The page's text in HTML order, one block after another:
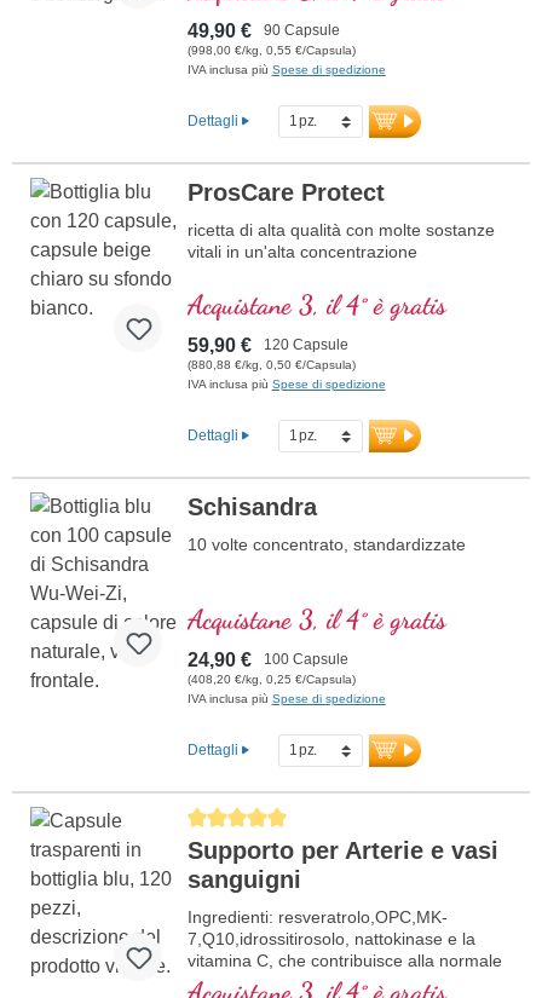
49,90 € 90 Capsule
(998,00 €/kg, 0,55 €/Capsula)
IVA inclusa più Spese di spedizione
Dettagli
ProsCare Protect
ricetta di alta qualità con molte sostanze
vitali in un'alta concentrazione
Acquistane 3, il 4° è gratis
59,90 € 120 Capsule
(880,88 €/kg, 0,50 €/Capsula)
IVA inclusa più Spese di spedizione
Dettagli
Schisandra
10 volte concentrato, standardizzate
Acquistane 3, il 4° è gratis
24,90 € 100 Capsule
(408,20 €/kg, 0,25 €/Capsula)
IVA inclusa più Spese di spedizione
Dettagli
Average rating of 5 out of 5 stars
Supporto per Arterie e vasi
sanguigni
Ingredienti: resveratrolo,OPC,MK-
7,Q10,idrossitirosolo, nattokinase e la
vitamina C, che contribuisce alla normale
formazione del collagene per la normale
Acquistane 3, il 4° è gratis